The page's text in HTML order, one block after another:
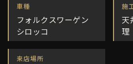
車種
フォルクスワーゲン
シロッコ
施
天
理
来店場所